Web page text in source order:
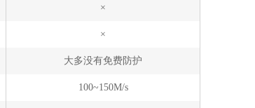
×
×
大多没有免费防护
100~150M/s